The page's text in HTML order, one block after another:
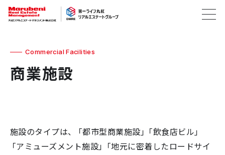
Commercial Facilities
商業施設
施設のタイプは、「都市型商業施設」「飲食店ビル」
「アミューズメント施設」「地元に密着したロードサイ